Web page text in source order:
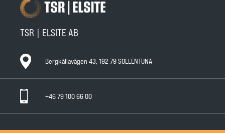
TSR | ELSITE AB
Bergkällavägen 43, 192 79 SOLLENTUNA
+46 79 100 66 00